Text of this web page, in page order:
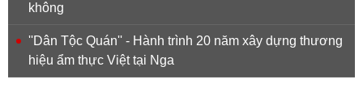
không
''Dân Tộc Quán'' - Hành trình 20 năm xây dựng thương
hiệu ẩm thực Việt tại Nga